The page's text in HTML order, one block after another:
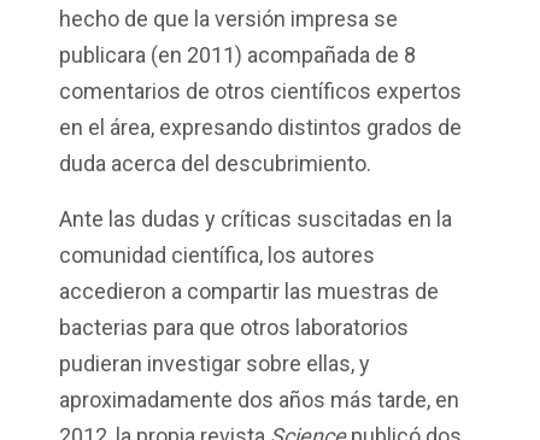
hecho de que la versión impresa se
publicara (en 2011) acompañada de 8
comentarios de otros científicos expertos
en el área, expresando distintos grados de
duda acerca del descubrimiento.
Ante las dudas y críticas suscitadas en la
comunidad científica, los autores
accedieron a compartir las muestras de
bacterias para que otros laboratorios
pudieran investigar sobre ellas, y
aproximadamente dos años más tarde, en